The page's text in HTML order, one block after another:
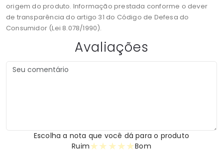
origem do produto. Informação prestada conforme o dever
de transparência do artigo 31 do Código de Defesa do
Consumidor (Lei 8.078/1990).
Avaliações
Escolha a nota que você dá para o produto
Ruim
★
★
★
★
★ Bom